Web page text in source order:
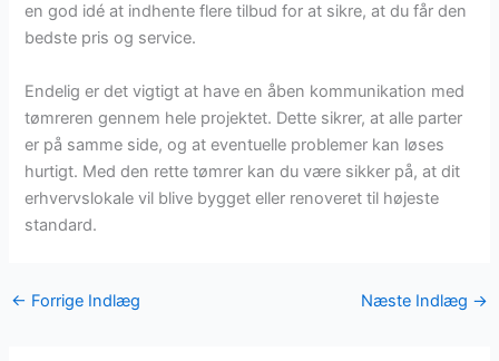
en god idé at indhente flere tilbud for at sikre, at du får den
bedste pris og service.
Endelig er det vigtigt at have en åben kommunikation med
tømreren gennem hele projektet. Dette sikrer, at alle parter
er på samme side, og at eventuelle problemer kan løses
hurtigt. Med den rette tømrer kan du være sikker på, at dit
erhvervslokale vil blive bygget eller renoveret til højeste
standard.
← Forrige Indlæg Næste Indlæg →